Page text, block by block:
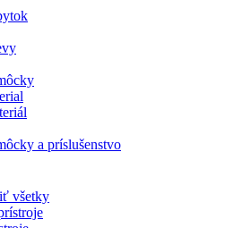
a príslušenstvo
všetky